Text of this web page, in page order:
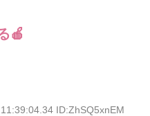
🍎
ID:ZhSQ5xnEM